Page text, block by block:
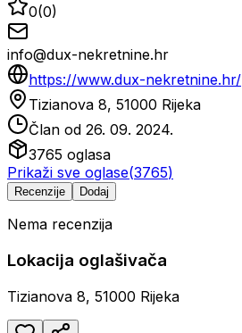
0(0)
info@dux-nekretnine.hr
https://www.dux-nekretnine.hr/
Tizianova 8, 51000 Rijeka
Član od 26. 09. 2024.
3765 oglasa
Prikaži sve oglase(3765)
Recenzije Dodaj
Nema recenzija
Lokacija oglašivača
Tizianova 8, 51000 Rijeka